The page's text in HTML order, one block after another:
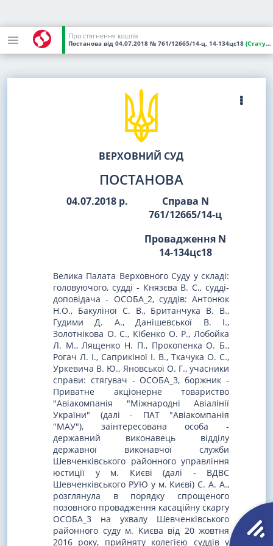
Про стягнення коштів
Постанова від 04.07.2018 № 761/12665/14-ц, 14-134цс18 (Статус:
ВЕРХОВНИЙ СУД
ПОСТАНОВА
04.07.2018 р.
Справа N
761/12665/14-ц
Провадження N
14-134цс18
Велика Палата Верховного Суду у складі:
головуючого, судді - Князєва В. С., судді-
доповідача - ОСОБА_2, суддів: Антонюк
Н.О., Бакуліної С. В., Британчука В. В.,
Гудими Д. А., Данішевської В. І.,
Золотнікова О. С., Кібенко О. Р., Лобойка
Л. М., Лященко Н. П., Прокопенка О. Б.,
Рогач Л. І., Саприкіної І. В., Ткачука О. С.,
Уркевича В. Ю., Яновської О. Г., учасники
справи: стягувач - ОСОБА_3, боржник -
Приватне акціонерне товариство
"Авіакомпанія "Міжнародні Авіалінії
України" (далі - ПАТ "Авіакомпанія
"МАУ"), заінтересована особа -
державний виконавець відділу
державної виконавчої служби
Шевченківського районного управління
юстиції у м. Києві (далі - ВДВС
Шевченківського РУЮ у м. Києві) С. А. А.,
розглянула в порядку спрощеного
позовного провадження касаційну скаргу
ОСОБА_3 на ухвалу Шевченківського
районного суду м. Києва від 20 жовтня
2016 року, прийняту колегією суддів у